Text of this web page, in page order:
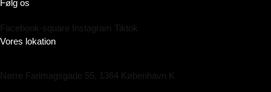
Følg os
Facebook-square Instagram Tiktok
Vores lokation
Nørre Farimagsgade 55, 1364 København K